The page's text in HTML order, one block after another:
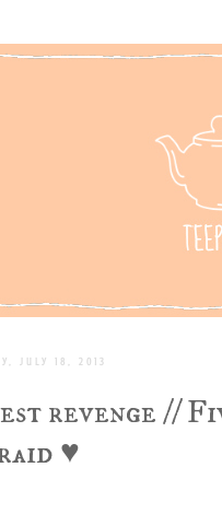
July 18, 2013
revenge //
♥